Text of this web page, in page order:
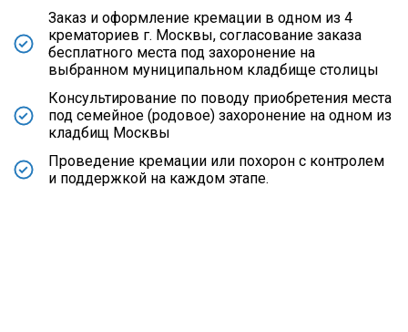
Заказ и оформление кремации в одном из 4
крематориев г. Москвы, согласование заказа
бесплатного места под захоронение на
выбранном муниципальном кладбище столицы
Консультирование по поводу приобретения места
под семейное (родовое) захоронение на одном из
кладбищ Москвы
Проведение кремации или похорон с контролем
и поддержкой на каждом этапе.